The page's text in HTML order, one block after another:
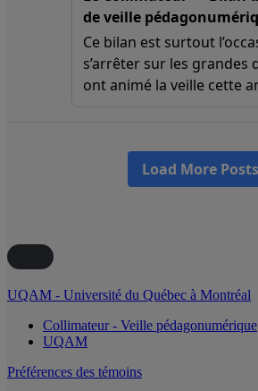
UQAM - Université du Québec à Montréal
Collimateur - Veille pédagonumérique
UQAM
Préférences des témoins